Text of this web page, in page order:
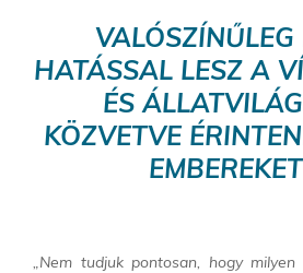
HATÁSSAL LESZ A
ÉS
KÖZVETVE
„Nem tudjuk pontosan, hogy